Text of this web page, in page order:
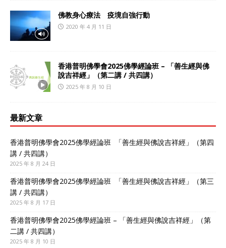
佛教身心療法 疫境自強行動
2020 年 4 月 11 日
香港普明佛學會2025佛學經論班 – 「善生經與佛
說吉祥經」（第二講 / 共四講）
2025 年 8 月 10 日
最新文章
香港普明佛學會2025佛學經論班 「善生經與佛說吉祥經」（第四
講 / 共四講）
2025 年 8 月 24 日
香港普明佛學會2025佛學經論班 「善生經與佛說吉祥經」（第三
講 / 共四講）
2025 年 8 月 17 日
香港普明佛學會2025佛學經論班 – 「善生經與佛說吉祥經」（第
二講 / 共四講）
2025 年 8 月 10 日